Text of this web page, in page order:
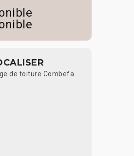
de toiture Combefa